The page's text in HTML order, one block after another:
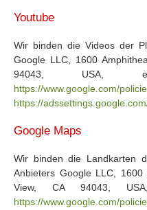
Youtube
Wir binden die Videos der
Google LLC, 1600
94043, USA, ein.
https://www.google.com/
https://
Google Maps
Wir binden die Landkarten
Anbieters Google LLC, 1600
View, CA 94043, USA,
https://www.google.com/